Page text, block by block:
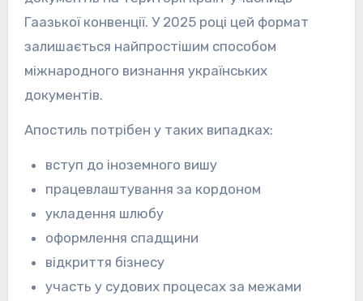
Гаазької конвенції. У 2025 році цей формат
залишається найпростішим способом
міжнародного визнання українських
документів.
Апостиль потрібен у таких випадках:
вступ до іноземного вишу
працевлаштування за кордоном
укладення шлюбу
оформлення спадщини
відкриття бізнесу
участь у судових процесах за межами